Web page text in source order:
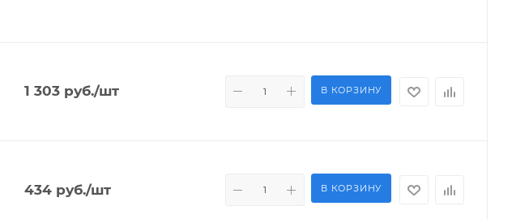
1 303руб./шт В КОРЗИНУ
434руб./шт В КОРЗИНУ